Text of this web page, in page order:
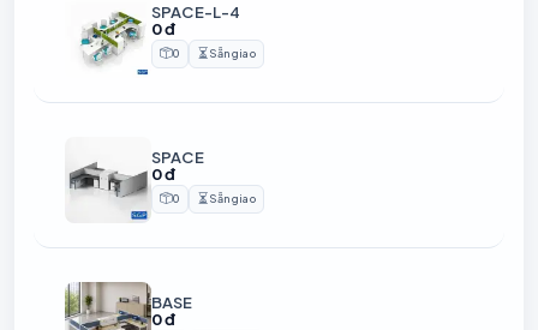
SPACE-L-4
0 đ
Sản phẩm
0 Thời gian chuẩn bị
Sẵn giao
SPACE
0 đ
Sản phẩm
0 Thời gian chuẩn bị
Sẵn giao
BASE
0 đ